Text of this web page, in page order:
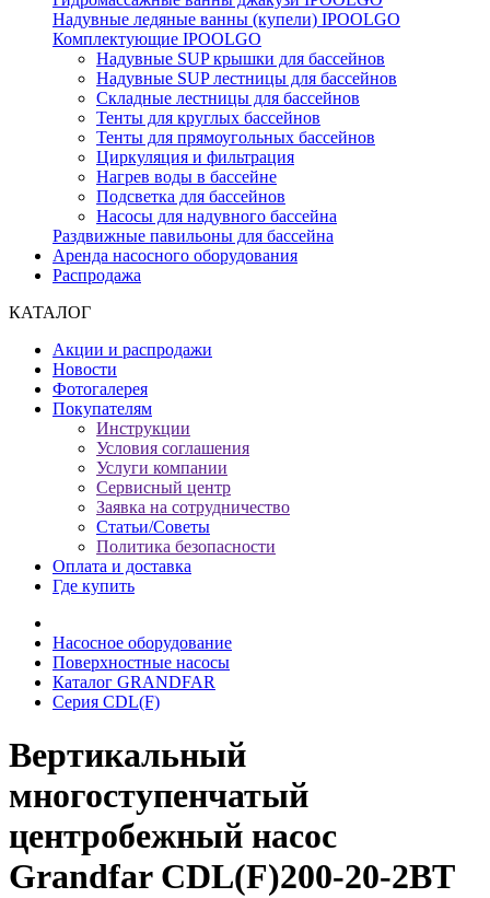
Надувные ледяные ванны (купели) IPOOLGO
Комплектующие IPOOLGO
Надувные SUP крышки для бассейнов
Надувные SUP лестницы для бассейнов
Складные лестницы для бассейнов
Тенты для круглых бассейнов
Тенты для прямоугольных бассейнов
Циркуляция и фильтрация
Нагрев воды в бассейне
Подсветка для бассейнов
Насосы для надувного бассейна
Раздвижные павильоны для бассейна
Аренда насосного оборудования
Распродажа
КАТАЛОГ
Акции и распродажи
Новости
Фотогалерея
Покупателям
Инструкции
Условия соглашения
Услуги компании
Сервисный центр
Заявка на сотрудничество
Статьи/Советы
Политика безопасности
Оплата и доставка
Где купить
Насосное оборудование
Поверхностные насосы
Каталог GRANDFAR
Серия CDL(F)
Вертикальный
многоступенчатый
центробежный насос
Grandfar CDL(F)200-20-2BT